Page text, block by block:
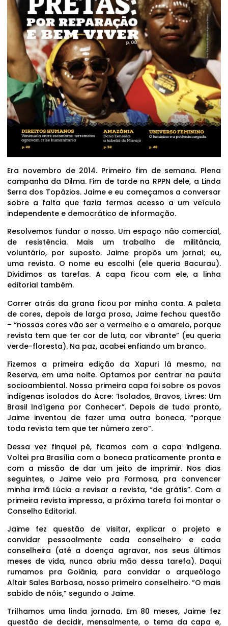
Era novembro de 2014. Primeiro fim de semana. Plena
campanha da Dilma. Fim de tarde na RPPN dele, a Linda
Serra dos Topázios. Jaime e eu começamos a conversar
sobre a falta que fazia termos acesso a um veículo
independente e democrático de informação.
Resolvemos fundar o nosso. Um espaço não comercial,
de resistência. Mais um trabalho de militância,
voluntário, por suposto. Jaime propôs um jornal; eu,
uma revista. O nome eu escolhi (ele queria Bacurau).
Dividimos as tarefas. A capa ficou com ele, a linha
editorial também.
Correr atrás da grana ficou por minha conta. A paleta
de cores, depois de larga prosa, Jaime fechou questão
– “nossas cores vão ser o vermelho e o amarelo, porque
revista tem que ter cor de luta, cor vibrante” (eu queria
verde-floresta). Na paz, acabei enfiando um branco.
Fizemos a primeira edição da Xapuri lá mesmo, na
Reserva, em uma noite. Optamos por centrar na pauta
socioambiental. Nossa primeira capa foi sobre os povos
indígenas isolados do Acre: ‘Isolados, Bravos, Livres: Um
Brasil Indígena por Conhecer”. Depois de tudo pronto,
Jaime inventou de fazer uma outra boneca, “porque
toda revista tem que ter número zero”.
Dessa vez finquei pé, ficamos com a capa indígena.
Voltei pra Brasília com a boneca praticamente pronta e
com a missão de dar um jeito de imprimir. Nos dias
seguintes, o Jaime veio pra Formosa, pra convencer
minha irmã Lúcia a revisar a revista, “de grátis”. Com a
primeira revista impressa, a próxima tarefa foi montar o
Conselho Editorial.
Jaime fez questão de visitar, explicar o projeto e
convidar pessoalmente cada conselheiro e cada
conselheira (até a doença agravar, nos seus últimos
meses de vida, nunca abriu mão dessa tarefa). Daqui
rumamos pra Goiânia, para convidar o arqueólogo
Altair Sales Barbosa, nosso primeiro conselheiro. “O mais
sabido de nóis,” segundo o Jaime.
Trilhamos uma linda jornada. Em 80 meses, Jaime fez
questão de decidir, mensalmente, o tema da capa e,